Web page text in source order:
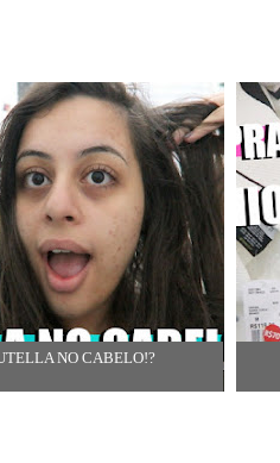
NO CABELO!?